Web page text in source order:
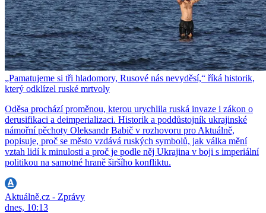
„Pamatujeme si tři hladomory, Rusové nás nevyděsí,“ říká historik,
který odklízel ruské mrtvoly
Oděsa prochází proměnou, kterou urychlila ruská invaze i zákon o
derusifikaci a deimperializaci. Historik a poddůstojník ukrajinské
námořní pěchoty Oleksandr Babič v rozhovoru pro Aktuálně,
popisuje, proč se město vzdává ruských symbolů, jak válka mění
vztah lidí k minulosti a proč je podle něj Ukrajina v boji s imperiální
politikou na samotné hraně širšího konfliktu.
Aktuálně.cz - Zprávy
dnes, 10:13